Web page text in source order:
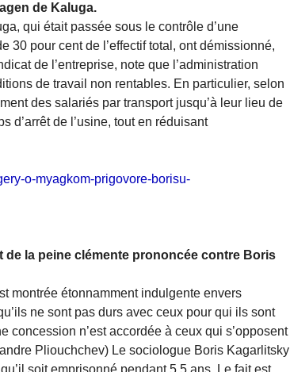
de Kaluga.
qui était passée sous le contrôle d’une
30 pour cent de l’effectif total, ont démissionné,
de l’entreprise, note que l’administration
de travail non rentables. En particulier, selon
des salariés par transport jusqu’à leur lieu de
d’arrêt de l’usine, tout en réduisant
o-myagkom-prigovore-borisu-
la peine clémente prononcée contre Boris
montrée étonnamment indulgente envers
ne sont pas durs avec ceux pour qui ils sont
concession n’est accordée à ceux qui s’opposent
Pliouchchev) Le sociologue Boris Kagarlitsky